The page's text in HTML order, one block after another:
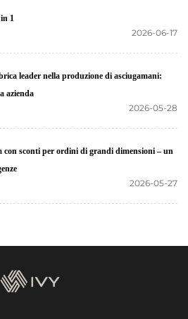
1
2026-06-17
leader nella produzione di asciugamani:
azienda
2026-05-28
sconti per ordini di grandi dimensioni – un
2026-05-27